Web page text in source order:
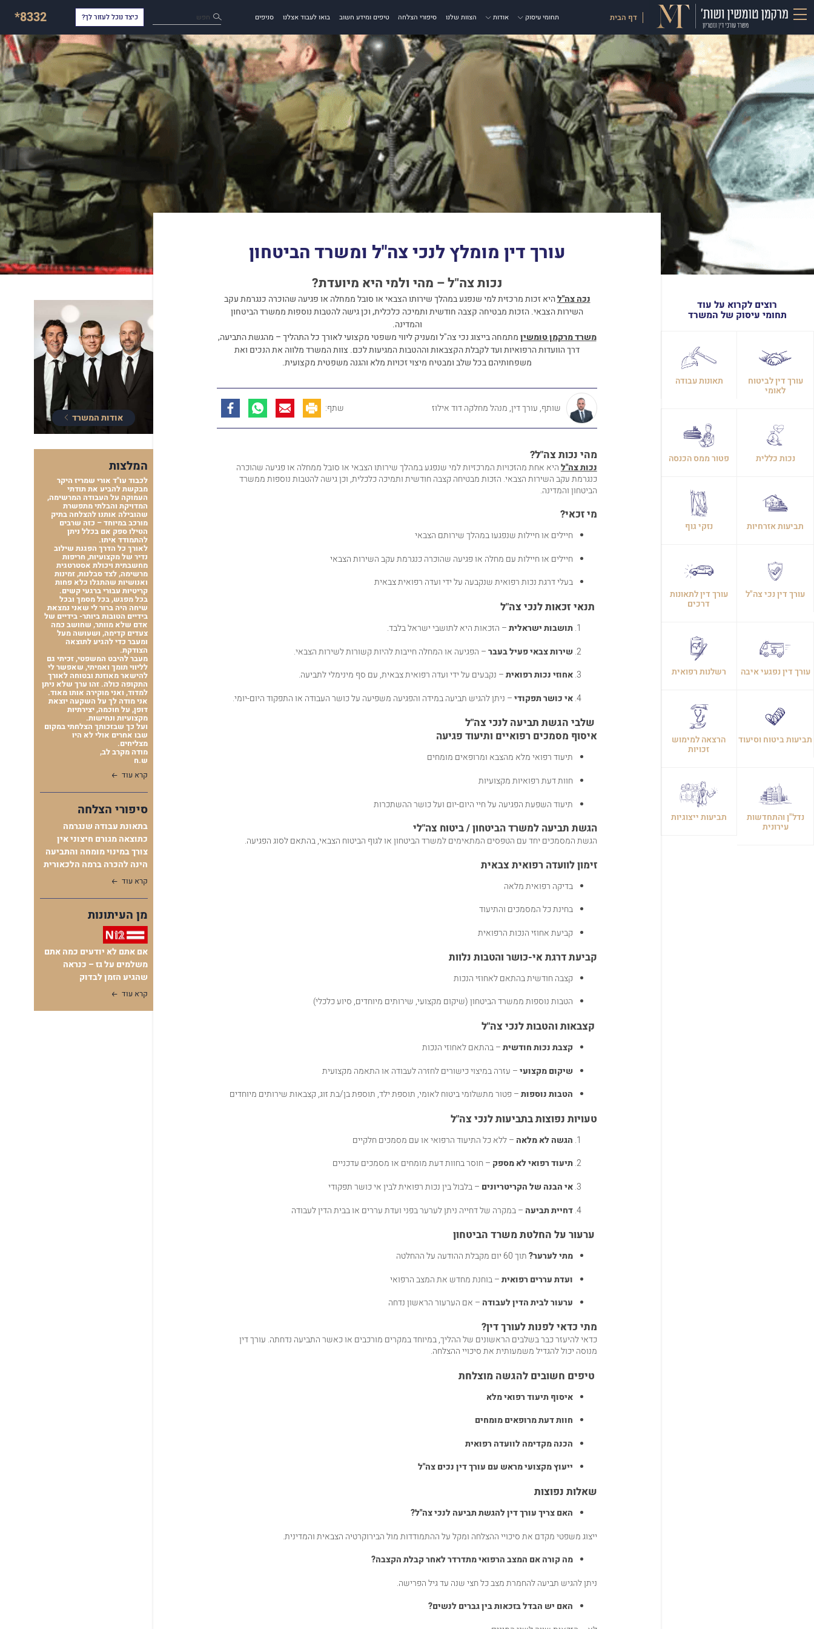
דף הבית תחומי עיסוק אודות הצוות שלנו סיפורי הצלחה טיפים ומידע חשוב בואו לעבוד אצלנו סניפים חפש כיצד נוכל לעזור לך? *8332
רוצים לקרוא על עוד
תחומי עיסוק של המשרד
עורך דין לביטוח
לאומי
תאונות עבודה
נכות כללית פטור ממס הכנסה
תביעות אזרחיות נזקי גוף
עורך דין נכי צה"ל עורך דין לתאונות
דרכים
עורך דין נפגעי איבה רשלנות רפואית
תביעות ביטוח וסיעוד הרצאה למימוש
זכויות
נדל"ן והתחדשות
עירונית
תביעות ייצוגיות
עורך דין מומלץ לנכי צה"ל ומשרד הביטחון
נכות צה"ל – מהי ולמי היא מיועדת?
נכה צה"להיא זכות מרכזית למי שנפגע במהלך שירותו הצבאי או סובל ממחלה או פגיעה שהוכרה כנגרמת עקב
השירות הצבאי. הזכות מבטיחה קצבה חודשית ותמיכה כלכלית, וכן גישה להטבות נוספות ממשרד הביטחון
והמדינה.
משרד מרקמן טומשיןמתמחה בייצוג נכי צה"ל ומעניק ליווי משפטי מקצועי לאורך כל התהליך – מהגשת התביעה,
דרך הוועדות הרפואיות ועד לקבלת הקצבאות וההטבות המגיעות לכם. צוות המשרד מלווה את הנכים ואת
משפחותיהם בכל שלב ומבטיח מיצוי זכויות מלא והגנה משפטית מקצועית.
שותף, עורך דין, מנהל מחלקה דוד אילוז שתף:
מהי נכות צה"ל?
נכות צה"להיא אחת מהזכויות המרכזיות למי שנפגע במהלך שירותו הצבאי או סובל ממחלה או פגיעה שהוכרה
כנגרמת עקב השירות הצבאי. הזכות מבטיחה קצבה חודשית ותמיכה כלכלית, וכן גישה להטבות נוספות ממשרד
הביטחון והמדינה.
מי זכאי?
חיילים או חיילות שנפגעו במהלך שירותם הצבאי
חיילים או חיילות עם מחלה או פגיעה שהוכרה כנגרמת עקב השירות הצבאי
בעלי דרגת נכות רפואית שנקבעה על ידי ועדה רפואית צבאית
תנאי זכאות לנכי צה"ל
תושבות ישראלית– הזכאות היא לתושבי ישראל בלבד.
שירות צבאי פעיל בעבר– הפגיעה או המחלה חייבות להיות קשורות לשירות הצבאי.
אחוזי נכות רפואית– נקבעים על ידי ועדה רפואית צבאית, עם סף מינימלי לתביעה.
אי כושר תפקודי– ניתן להגיש תביעה במידה והפגיעה משפיעה על כושר העבודה או התפקוד היום-יומי.
שלבי הגשת תביעה לנכי צה"ל
איסוף מסמכים רפואיים ותיעוד פגיעה
תיעוד רפואי מלא מהצבא ומרופאים מומחים
חוות דעת רפואיות מקצועיות
תיעוד השפעת הפגיעה על חיי היום-יום ועל כושר ההשתכרות
הגשת תביעה למשרד הביטחון / ביטוח צה"לי
הגשת המסמכים יחד עם הטפסים המתאימים למשרד הביטחון או לגוף הביטוח הצבאי, בהתאם לסוג הפגיעה.
זימון לוועדה רפואית צבאית
בדיקה רפואית מלאה
בחינת כל המסמכים והתיעוד
קביעת אחוזי הנכות הרפואית
קביעת דרגת אי-כושר והטבות נלוות
קצבה חודשית בהתאם לאחוזי הנכות
הטבות נוספות ממשרד הביטחון (שיקום מקצועי, שירותים מיוחדים, סיוע כלכלי)
קצבאות והטבות לנכי צה"ל
קצבת נכות חודשית– בהתאם לאחוזי הנכות
שיקום מקצועי– עזרה במיצוי כישורים לחזרה לעבודה או התאמה מקצועית
הטבות נוספות– פטור מתשלומי ביטוח לאומי, תוספת ילד, תוספת בן/בת זוג, קצבאות שירותים מיוחדים
טעויות נפוצות בתביעות לנכי צה"ל
הגשה לא מלאה – ללא כל התיעוד הרפואי או עם מסמכים חלקיים
תיעוד רפואי לא מספק – חוסר בחוות דעת מומחים או מסמכים עדכניים
אי הבנה של הקריטריונים – בלבול בין נכות רפואית לבין אי כושר תפקודי
דחיית תביעה – במקרה של דחייה ניתן לערער בפני ועדת עררים או בבית הדין לעבודה
ערעור על החלטת משרד הביטחון
מתי לערער?תוך 60 יום מקבלת ההודעה על ההחלטה
ועדת עררים רפואית– בוחנת מחדש את המצב הרפואי
ערעור לבית הדין לעבודה – אם הערעור הראשון נדחה
מתי כדאי לפנות לעורך דין?
כדאי להיעזר כבר בשלבים הראשונים של ההליך, במיוחד במקרים מורכבים או כאשר התביעה נדחתה. עורך דין
מנוסה יכול להגדיל משמעותית את סיכויי ההצלחה.
טיפים חשובים להגשה מוצלחת
איסוף תיעוד רפואי מלא
חוות דעת מרופאים מומחים
הכנה מקדימה לוועדה רפואית
ייעוץ מקצועי מראש עם עורך דין נכים צה"ל
שאלות נפוצות
האם צריך עורך דין להגשת תביעה לנכי צה"ל?
ייצוג משפטי מקדם את סיכויי ההצלחה ומקל על ההתמודדות מול הבירוקרטיה הצבאית והמדינית.
מה קורה אם המצב הרפואי מתדרדר לאחר קבלת הקצבה?
ניתן להגיש תביעה להחמרת מצב כל חצי שנה עד גיל הפרישה.
האם יש הבדל בזכאות בין גברים לנשים?
אודות המשרד
המלצות
לכבוד עו"ד אורי שמריז היקר
מבקשת להביע את תודתי
העמוקה על העבודה המרשימה,
המדויקת והבלתי מתפשרת
שהובילה אותנו להצלחה בתיק
מורכב במיוחד – כזה שרבים
הטילו ספק אם בכלל ניתן
להתמודד איתו.
לאורך כל הדרך הפגנת שילוב
נדיר של מקצועיות, חריפות
מחשבתית ויכולת אסטרטגית
מרשימה, לצד סבלנות, זמינות
ואנושיות שהתגלו כלא פחות
קריטיות עבורי ברגעי קשים.
בכל מפגש, בכל מסמך ובכל
שיחה היה ברור לי שאני נמצאת
בידיים הטובות ביותר- בידיים של
אדם שלא מוותר, שחושב כמה
צעדים קדימה, ושעושה מעל
ומעבר כדי להגיע לתוצאה
הצודקת.
מעבר להיבט המשפטי, זכיתי גם
לליווי תומך ואמיתי, שאפשר לי
להישאר מאוזנת ובטוחה לאורך
התקופה כולה. זהו ערך שלא ניתן
למדוד, ואני מוקירה אותו מאוד.
אני מודה לך על השקעה יוצאת
דופן, על חוכמה, יצירתיות
מקצועיות ונחישות.
ועל כך שבזכותך הצלחתי במקום
שבו אחרים אולי לא היו
מצליחים.
מודה מקרב לב,
ש.ח
קרא עוד
סיפורי הצלחה
בתאונת עבודה שנגרמה
כתוצאה מגורם חיצוני אין
צורך במינוי מומחה והתביעה
הינה להכרה ברמה הלכאורית
קרא עוד
מן העיתונות
אם אתם לא יודעים כמה אתם
משלמים על גז – כנראה
שהגיע הזמן לבדוק
קרא עוד